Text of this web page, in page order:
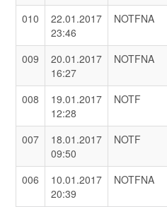
010
22.01.2017
23:46
NOTFNA
009
20.01.2017
16:27
NOTFNA
008
19.01.2017
12:28
NOTF
007
18.01.2017
09:50
NOTF
006
10.01.2017
20:39
NOTFNA